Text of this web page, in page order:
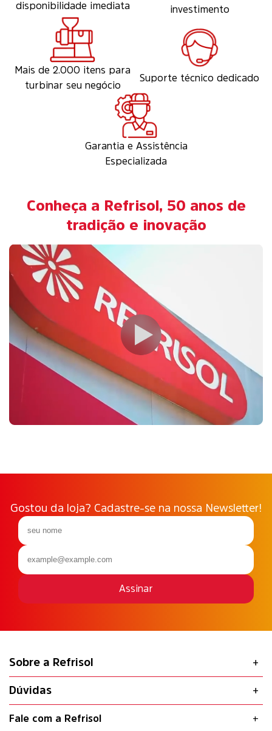
disponibilidade imediata
investimento
Mais de 2.000 itens para
turbinar seu negócio
Suporte técnico dedicado
Garantia e Assistência
Especializada
Conheça a Refrisol, 50 anos de
tradição e inovação
Gostou da loja? Cadastre-se na nossa Newsletter!
Assinar
Sobre a Refrisol
Dúvidas
Fale com a Refrisol